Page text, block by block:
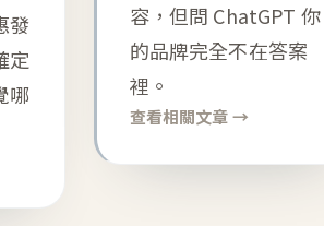
發
定
哪
容，但問 ChatGPT 你
的品牌完全不在答案
裡。
查看相關文章 →